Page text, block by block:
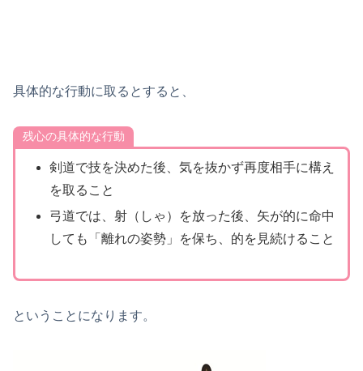
具体的な行動に取るとすると、
残心の具体的な行動
剣道で技を決めた後、気を抜かず再度相手に構え
を取ること
弓道では、射（しゃ）を放った後、矢が的に命中
しても「離れの姿勢」を保ち、的を見続けること
ということになります。